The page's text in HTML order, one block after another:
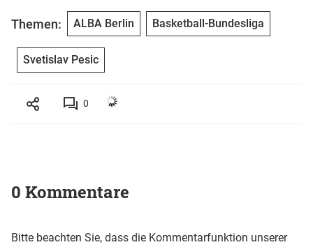
Themen: ALBA Berlin Basketball-Bundesliga
Svetislav Pesic
0
0 Kommentare
Bitte beachten Sie, dass die Kommentarfunktion unserer